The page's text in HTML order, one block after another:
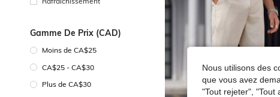
Gamme De Prix (CAD)
Moins de CA$25
CA$25 - CA$30
Plus de CA$30
Nous utilisons des
que vous avez
"Tout rejeter", "Tout